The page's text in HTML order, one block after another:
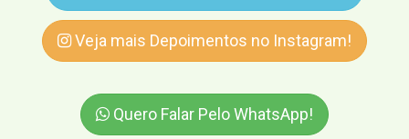
Veja mais Depoimentos no Instagram!
Quero Falar Pelo WhatsApp!